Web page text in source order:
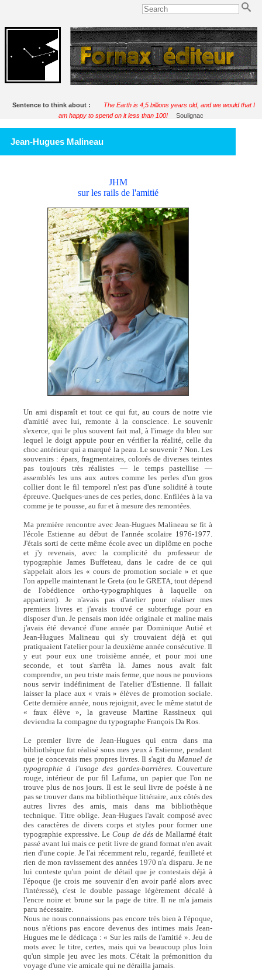
Sentence to think about :
The Earth is 4,5 billions years old, and we would that I
am happy to spend on it less than 100!
Soulignac
Jean-Hugues Malineau
JHM
sur les rails de l'amitié
Un ami disparaît et tout ce qui fut, au cours de notre vie
d'amitié avec lui, remonte à la conscience. Le souvenir
s'exerce, qui le plus souvent fait mal, à l'image du bleu sur
lequel le doigt appuie pour en vérifier la réalité, celle du
choc antérieur qui a marqué la peau. Le souvenir ? Non. Les
souvenirs : épars, fragmentaires, colorés de diverses teintes
pas toujours très réalistes — le temps pastellise —
assemblés les uns aux autres comme les perles d'un gros
collier dont le fil temporel n'est pas d'une solidité à toute
épreuve. Quelques-unes de ces perles, donc. Enfilées à la va
comme je te pousse, au fur et à mesure des remontées.
Ma première rencontre avec Jean-Hugues Malineau se fit à
l'école Estienne au début de l'année scolaire 1976-1977.
J'étais sorti de cette même école avec un diplôme en poche
et j'y revenais, avec la complicité du professeur de
typographie James Buffeteau, dans le cadre de ce qui
s'appelait alors les « cours de promotion sociale » et que
l'on appelle maintenant le Greta (ou le GRETA, tout dépend
de l'obédience ortho-typographiques à laquelle on
appartient). Je n'avais pas d'atelier pour réaliser mes
premiers livres et j'avais trouvé ce subterfuge pour en
disposer d'un. Je pensais mon idée originale et maline mais
j'avais été devancé d'une année par Dominique Autié et
Jean-Hugues Malineau qui s'y trouvaient déjà et qui
pratiquaient l'atelier pour la deuxième année consécutive. Il
y eut pour eux une troisième année, et pour moi une
seconde, et tout s'arrêta là. James nous avait fait
comprendre, un peu triste mais ferme, que nous ne pouvions
nous servir indéfiniment de l'atelier d'Estienne. Il fallait
laisser la place aux « vrais » élèves de promotion sociale.
Cette dernière année, nous rejoignit, avec le même statut de
« faux élève », la graveuse Martine Rassineux qui
deviendra la compagne du typographe François Da Ros.
Le premier livre de Jean-Hugues qui entra dans ma
bibliothèque fut réalisé sous mes yeux à Estienne, pendant
que je concevais mes propres livres. Il s'agit duManuel de
typographie à l'usage des gardes-barrières. Couverture
rouge, intérieur de pur fil Lafuma, un papier que l'on ne
trouve plus de nos jours. Il est le seul livre de poésie à ne
pas se trouver dans ma bibliothèque littéraire, aux côtés des
autres livres des amis, mais dans ma bibliothèque
technique. Titre oblige. Jean-Hugues l'avait composé avec
des caractères de divers corps et styles pour former une
typographie expressive. LeCoup de désde Mallarmé était
passé avant lui mais ce petit livre de grand format n'en avait
rien d'une copie. Je l'ai récemment relu, regardé, feuilleté et
rien de mon ravissement des années 1970 n'a disparu. Je ne
lui conteste qu'un point de détail que je contestais déjà à
l'époque (je crois me souvenir d'en avoir parlé alors avec
l'intéressé), c'est le double passage légèrement décalé à
l'encre noire et brune sur la page de titre. Il ne m'a jamais
paru nécessaire.
Nous ne nous connaissions pas encore très bien à l'époque,
nous n'étions pas encore devenus des intimes mais Jean-
Hugues me le dédicaça : « Sur les rails de l'amitié ». Jeu de
mots avec le titre, certes, mais qui va beaucoup plus loin
qu'un simple jeu avec les mots. C'était la prémonition du
voyage d'une vie amicale qui ne dérailla jamais.